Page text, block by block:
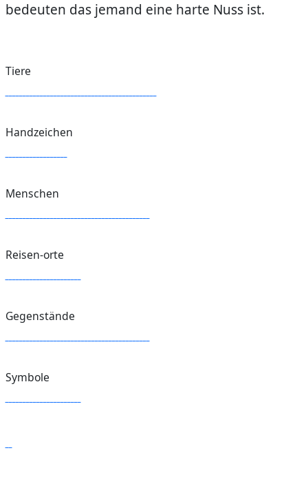
bedeuten das jemand eine harte Nuss ist.
Tiere
Handzeichen
Menschen
Reisen-orte
Gegenstände
Symbole